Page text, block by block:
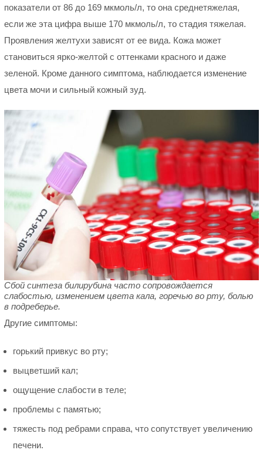
показатели от 86 до 169 мкмоль/л, то она среднетяжелая,
если же эта цифра выше 170 мкмоль/л, то стадия тяжелая.
Проявления желтухи зависят от ее вида. Кожа может
становиться ярко-желтой с оттенками красного и даже
зеленой. Кроме данного симптома, наблюдается изменение
цвета мочи и сильный кожный зуд.
Сбой синтеза билирубина часто сопровождается
слабостью, изменением цвета кала, горечью во рту, болью
в подреберье.
Другие симптомы:
горький привкус во рту;
выцветший кал;
ощущение слабости в теле;
проблемы с памятью;
тяжесть под ребрами справа, что сопутствует увеличению
печени.